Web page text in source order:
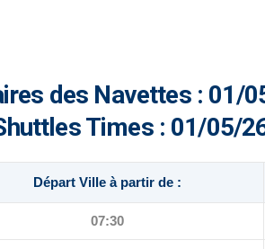
des Navettes : 01/
Times : 01/05/
Départ Ville à partir de :
07:30